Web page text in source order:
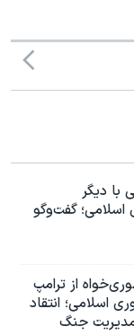
با دیگر
گفت‌وگو
از ترامپ
اسلامی؛ انتقاد
مدیریت جنگ